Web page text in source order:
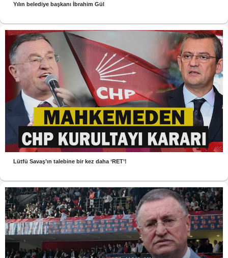
Yılın belediye başkanı İbrahim Gül
Lütfü Savaş’ın talebine bir kez daha ‘RET’!